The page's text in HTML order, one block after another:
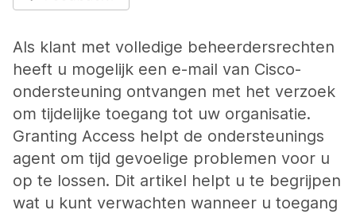
Als klant met volledige beheerdersrechten
heeft u mogelijk een e-mail van Cisco-
ondersteuning ontvangen met het verzoek
om tijdelijke toegang tot uw organisatie.
Granting Access helpt de ondersteunings
agent om tijd gevoelige problemen voor u
op te lossen. Dit artikel helpt u te begrijpen
wat u kunt verwachten wanneer u toegang